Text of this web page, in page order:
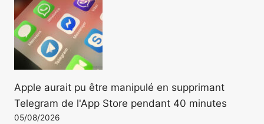
Apple aurait pu être manipulé en supprimant
Telegram de l'App Store pendant 40 minutes
05/08/2026